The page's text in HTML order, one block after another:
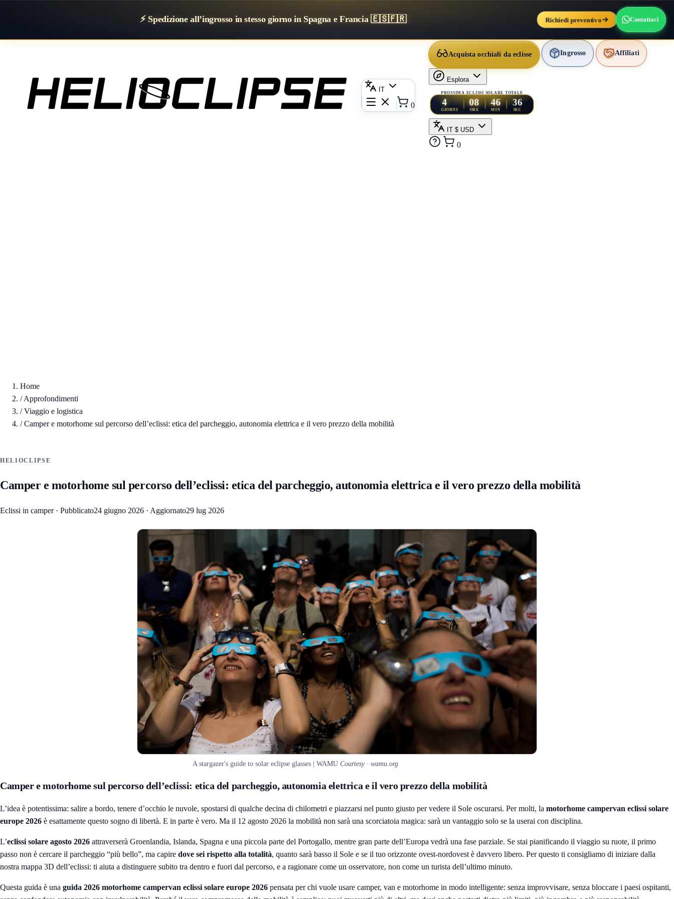
⚡ Spedizione all’ingrosso in stesso giorno in Spagna e Francia 🇪🇸🇫🇷 Richiedi preventivo Contattaci
IT
0
Acquista occhiali da eclisse Ingrosso Affiliati
Esplora
PROSSIMA ECLISSI SOLARE TOTALE
4
GIORNI
08
ORE
46
MIN
34
SEC
IT $ USD
0
Home
/Approfondimenti
/Viaggio e logistica
/Camper e motorhome sul percorso dell’eclissi: etica del parcheggio, autonomia elettrica e il vero prezzo della mobilità
HELIOCLIPSE
Camper e motorhome sul percorso dell’eclissi: etica del parcheggio, autonomia elettrica e il vero prezzo della mobilità
Eclissi in camper· Pubblicato24 giugno 2026 · Aggiornato29 lug 2026
A stargazer's guide to solar eclipse glasses | WAMU Courtesy · wamu.org
Camper e motorhome sul percorso dell’eclissi: etica del parcheggio, autonomia elettrica e il vero prezzo della mobilità
L’idea è potentissima: salire a bordo, tenere d’occhio le nuvole, spostarsi di qualche decina di chilometri e piazzarsi nel punto giusto per vedere il Sole oscurarsi. Per molti, la motorhome campervan eclissi solare
europe 2026 è esattamente questo sogno di libertà. E in parte è vero. Ma il 12 agosto 2026 la mobilità non sarà una scorciatoia magica: sarà un vantaggio solo se la userai con disciplina.
L’eclissi solare agosto 2026 attraverserà Groenlandia, Islanda, Spagna e una piccola parte del Portogallo, mentre gran parte dell’Europa vedrà una fase parziale. Se stai pianificando il viaggio su ruote, il primo
passo non è cercare il parcheggio “più bello”, ma capire dove sei rispetto alla totalità, quanto sarà basso il Sole e se il tuo orizzonte ovest-nordovest è davvero libero. Per questo ti consigliamo di iniziare dalla
nostra mappa 3D dell’eclissi: ti aiuta a distinguere subito tra dentro e fuori dal percorso, e a ragionare come un osservatore, non come un turista dell’ultimo minuto.
Questa guida è una guida 2026 motorhome campervan eclissi solare europe 2026 pensata per chi vuole usare camper, van e motorhome in modo intelligente: senza improvvisare, senza bloccare i paesi ospitanti,